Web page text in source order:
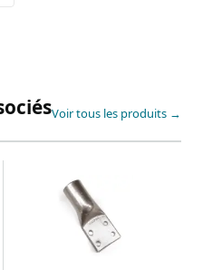
Voir tous les produits →